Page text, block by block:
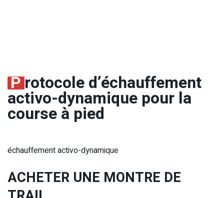
Protocole d’échauffement
activo-dynamique pour la
course à pied
échauffement activo-dynamique
ACHETER UNE MONTRE DE